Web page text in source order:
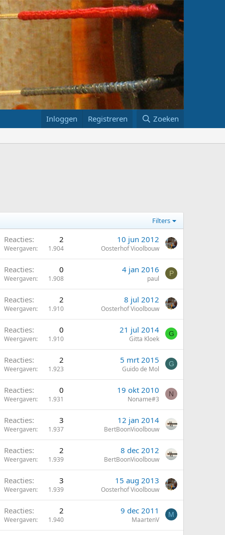
Inloggen Registreren Zoeken
Filters
Reacties 2
Weergaven 1.904
10 jun 2012
Oosterhof Vioolbouw
Reacties 0
Weergaven 1.908
4 jan 2016
paul
P
Reacties 2
Weergaven 1.910
8 jul 2012
Oosterhof Vioolbouw
Reacties 0
Weergaven 1.910
21 jul 2014
Gitta Kloek
G
Reacties 2
Weergaven 1.923
5 mrt 2015
Guido de Mol
G
Reacties 0
Weergaven 1.931
19 okt 2010
Noname#3
N
Reacties 3
Weergaven 1.937
12 jan 2014
BertBoonVioolbouw
Reacties 2
Weergaven 1.939
8 dec 2012
BertBoonVioolbouw
Reacties 3
Weergaven 1.939
15 aug 2013
Oosterhof Vioolbouw
Reacties 2
Weergaven 1.940
9 dec 2011
MaartenV
M